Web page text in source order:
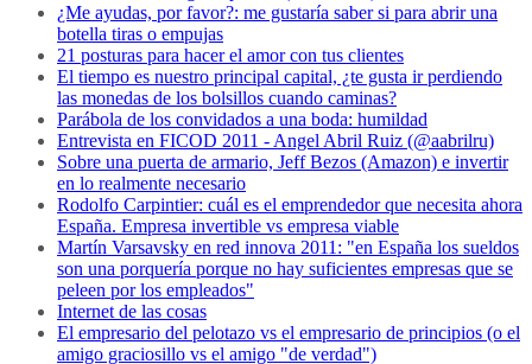
¿Me ayudas, por favor?: me gustaría saber si para abrir una
botella tiras o empujas
21 posturas para hacer el amor con tus clientes
El tiempo es nuestro principal capital, ¿te gusta ir perdiendo
las monedas de los bolsillos cuando caminas?
Parábola de los convidados a una boda: humildad
Entrevista en FICOD 2011 - Angel Abril Ruiz (@aabrilru)
Sobre una puerta de armario, Jeff Bezos (Amazon) e invertir
en lo realmente necesario
Rodolfo Carpintier: cuál es el emprendedor que necesita ahora
España. Empresa invertible vs empresa viable
Martín Varsavsky en red innova 2011: "en España los sueldos
son una porquería porque no hay suficientes empresas que se
peleen por los empleados"
Internet de las cosas
El empresario del pelotazo vs el empresario de principios (o el
amigo graciosillo vs el amigo "de verdad")